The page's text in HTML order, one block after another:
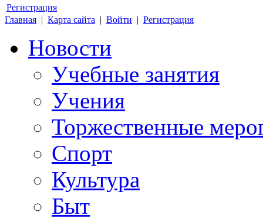
Регистрация
Главная | Карта сайта | Войти | Регистрация
Новости
Учебные занятия
Учения
Торжественные
Спорт
Культура
Быт